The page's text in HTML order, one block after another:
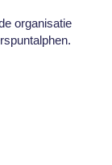
organisatie